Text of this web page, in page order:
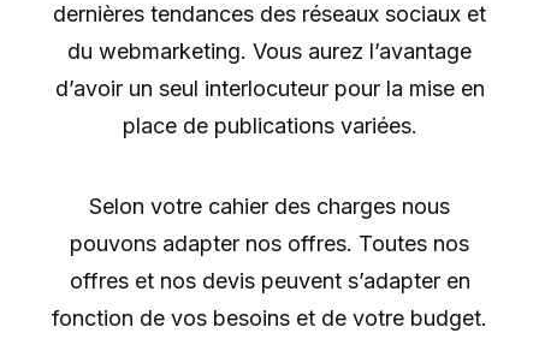
dernières tendances des réseaux sociaux et
du webmarketing. Vous aurez l’avantage
d’avoir un seul interlocuteur pour la mise en
place de publications variées.
Selon votre cahier des charges nous
pouvons adapter nos offres. Toutes nos
offres et nos devis peuvent s’adapter en
fonction de vos besoins et de votre budget.